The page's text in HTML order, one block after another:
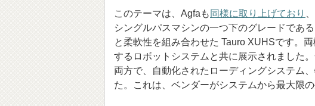
このテーマは、Agfaも 同様に取り上げており
シングルパスマシンの一つ下のグレードであ
と柔軟性を組み合わせた Tauro XUHSです。
するロボットシステムと共に展示されました
両方で、自動化されたローディングシステム
た。これは、ベンダーがシステムから最大限